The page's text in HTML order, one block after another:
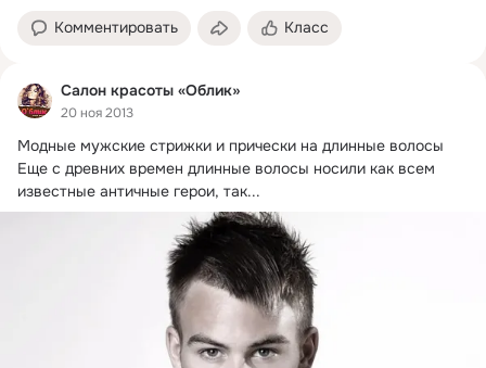
Комментировать Класс
Салон красоты «Облик»
20 ноя 2013
Модные мужские стрижки и прически на длинные волосы
Еще с древних времен длинные волосы носили как всем
известные античные герои, так...